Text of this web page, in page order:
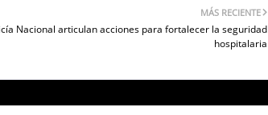
MÁS RECIENTE
Nacional articulan acciones para fortalecer la seguridad
hospitalaria